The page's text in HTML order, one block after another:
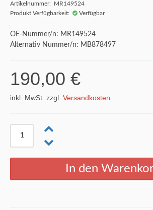
Artikelnummer: MR149524
Produkt Verfügbarkeit:
Verfügbar
OE-Nummer/n: MR149524
Alternativ Nummer/n: MB878497
190,00 €
inkl. MwSt. zzgl. Versandkosten